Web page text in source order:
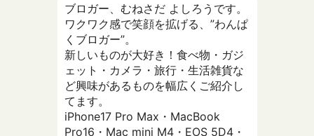
ブロガー、むねさだ よしろうです。
ワクワク感で笑顔を拡げる、”わんぱ
くブロガー”。
新しいものが大好き！食べ物・ガジ
ェット・カメラ・旅行・生活雑貨な
ど興味があるものを幅広くご紹介し
てます。
iPhone17 Pro Max・MacBook
Pro16・Mac mini M4・EOS 5D4・